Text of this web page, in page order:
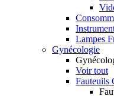
Lampes
Gynécologie
Voir tout
Fauteuils